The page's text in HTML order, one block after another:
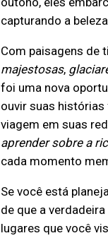
capturando a
Com paisagens de
majestosas,
foi uma nova
ouvir suas
viagem em suas
aprender sobre a
cada momento
Se você está
de que a
lugares que você